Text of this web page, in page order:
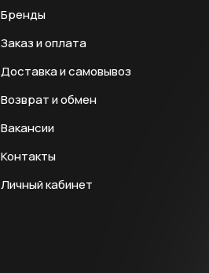
Бренды
Заказ и оплата
Доставка и самовывоз
Возврат и обмен
Вакансии
Контакты
Личный кабинет